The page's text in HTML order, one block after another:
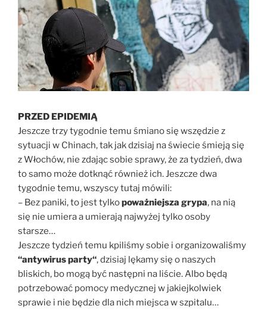
PRZED EPIDEMIĄ
Jeszcze trzy tygodnie temu śmiano się wszędzie z
sytuacji w Chinach, tak jak dzisiaj na świecie śmieją się
z Włochów, nie zdając sobie sprawy, że za tydzień, dwa
to samo może dotknąć również ich. Jeszcze dwa
tygodnie temu, wszyscy tutaj mówili:
– Bez paniki, to jest tylkopoważniejsza grypa, na nią
się nie umiera a umierają najwyżej tylko osoby
starsze…
Jeszcze tydzień temu kpiliśmy sobie i organizowaliśmy
“antywirus party“, dzisiaj lękamy się o naszych
bliskich, bo mogą być następni na liście. Albo będą
potrzebować pomocy medycznej w jakiejkolwiek
sprawie i nie będzie dla nich miejsca w szpitalu…